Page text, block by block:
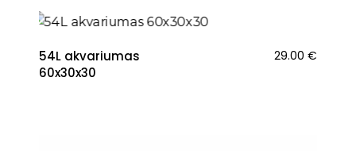
54L akvariumas
60x30x30
29.00 €